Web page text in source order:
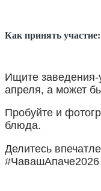
Как принять участие:
Ищите заведения-
апреля, а может
Пробуйте и
блюда.
Делитесь